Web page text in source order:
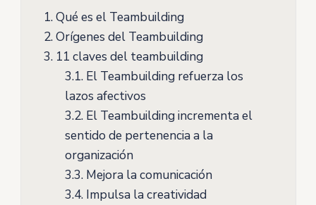
1.Qué es el Teambuilding
2.Orígenes del Teambuilding
3.11 claves del teambuilding
3.1.El Teambuilding refuerza los
lazos afectivos
3.2.El Teambuilding incrementa el
sentido de pertenencia a la
organización
3.3.Mejora la comunicación
3.4.Impulsa la creatividad